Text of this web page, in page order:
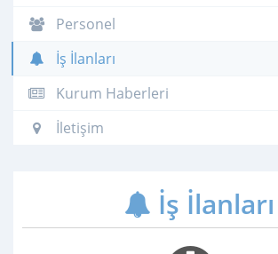
Personel
İş İlanları
Kurum Haberleri
İletişim
İş İlanları